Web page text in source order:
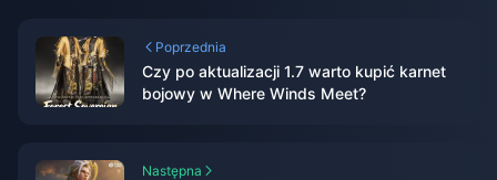
Poprzednia
Czy po aktualizacji 1.7 warto kupić karnet
bojowy w Where Winds Meet?
Następna